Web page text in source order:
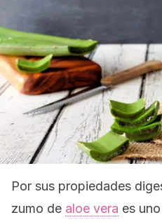
Por sus propiedades
zumo de aloe vera es